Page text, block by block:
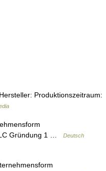
Produktionszeitraum:
Gründung 1 …
Deutsch